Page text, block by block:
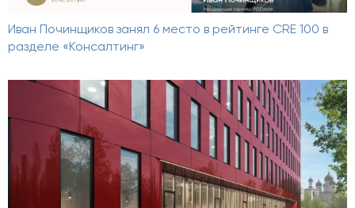
Иван Починщиков занял 6 место в рейтинге CRE 100 в
разделе «Консалтинг»